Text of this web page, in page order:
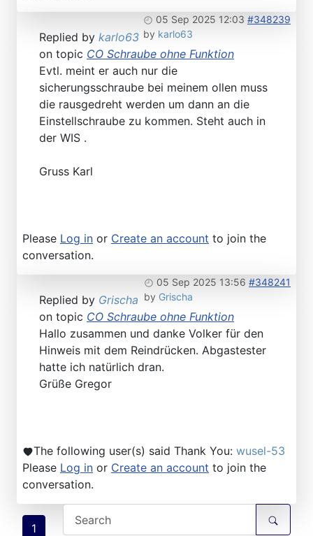
05 Sep 2025 12:03 #348239
by karlo63
Replied by karlo63
on topic CO Schraube ohne Funktion
Evtl. meint er auch nur die
sicherungsschraube bei meinem ollen muss
die rausgedreht werden um dann an die
Einstellschraube zu kommen. Steht auch in
der WIS .
Gruss Karl
Please Log in or Create an account to join the
conversation.
05 Sep 2025 13:56 #348241
by Grischa
Replied by Grischa
on topic CO Schraube ohne Funktion
Hallo zusammen und danke Volker für den
Hinweis mit dem Reindrücken. Abgastester
hatte ich natürlich dran.
Grüße Gregor
The following user(s) said Thank You: wusel-53
Please Log in or Create an account to join the
conversation.
1